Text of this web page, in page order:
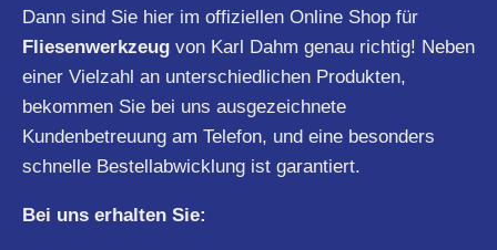
Dann sind Sie hier im offiziellen Online Shop für
Fliesenwerkzeug von Karl Dahm genau richtig! Neben
einer Vielzahl an unterschiedlichen Produkten,
bekommen Sie bei uns ausgezeichnete
Kundenbetreuung am Telefon, und eine besonders
schnelle Bestellabwicklung ist garantiert.
Bei uns erhalten Sie: